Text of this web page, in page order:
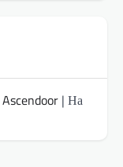
Ascendoor | На